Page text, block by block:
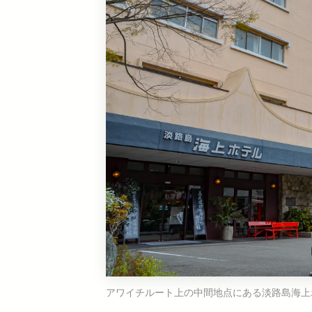
アワイチルート上の中間地点にある淡路島海